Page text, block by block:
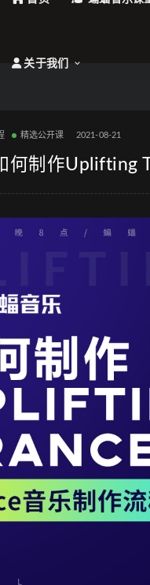
关于我们
精选公开课 2021-08-21
何制作Uplifting